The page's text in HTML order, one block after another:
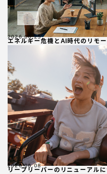
エネルギー危機とAI時代のリモ
2026.06.25
リープリーパーのリニューアル
2026.06.08